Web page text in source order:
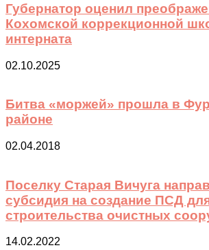
Губернатор оценил
Кохомской коррекционной
интерната
02.10.2025
Битва «моржей» прошла в
районе
02.04.2018
Поселку Старая Вичуга
субсидия на создание ПСД
строительства очистных
14.02.2022